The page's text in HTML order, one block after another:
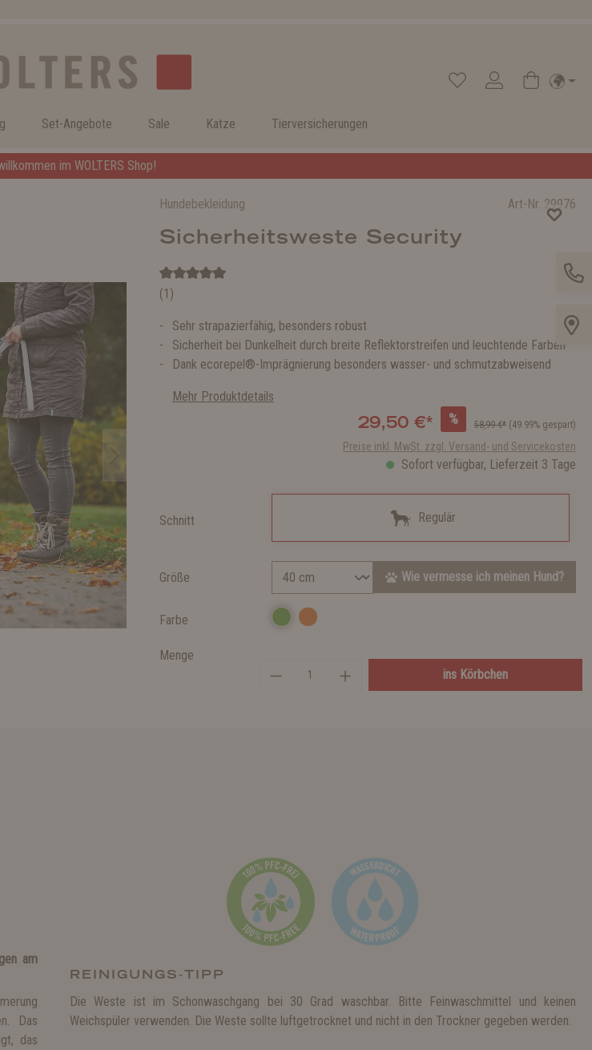
Set-Angebote Sale Katze Tierversicherungen
im WOLTERS Shop!
Hundebekleidung Art-Nr. 29976
Sicherheitsweste Security
(1)
Sehr strapazierfähig, besonders robust
Sicherheit bei Dunkelheit durch breite Reflektorstreifen und leuchtende Farben
Dank ecorepel®-Imprägnierung besonders wasser- und schmutzabweisend
Mehr Produktdetails
29,50 €* % 58,99 €* (49.99% gespart)
Preise inkl. MwSt. zzgl. Versand- und Servicekosten
Sofort verfügbar, Lieferzeit 3 Tage
Schnitt Regulär
Größe Wie vermesse ich meinen Hund?
Farbe
Menge
ins Körbchen
am
Das
das
REINIGUNGS-TIPP
Die Weste ist im Schonwaschgang bei 30 Grad waschbar. Bitte Feinwaschmittel und keinen
Weichspüler verwenden. Die Weste sollte luftgetrocknet und nicht in den Trockner gegeben werden.